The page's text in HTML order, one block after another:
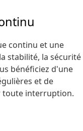
continu et une
stabilité, la sécurité
bénéficiez d'une
et de
toute interruption.